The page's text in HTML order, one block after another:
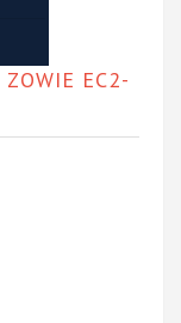
ZOWIE EC2-